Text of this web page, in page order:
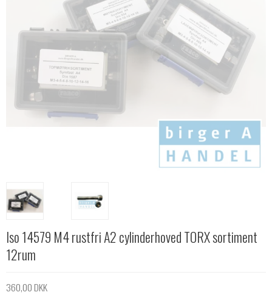
Iso 14579 M4 rustfri A2 cylinderhoved TORX sortiment
12rum
360,00 DKK